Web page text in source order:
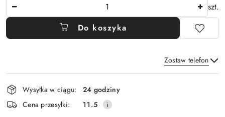
szt.
Do koszyka
Zostaw telefon
Wyślij
Dostępność
i
dostawa
Wysyłka w ciągu:
24 godziny
Cena przesyłki:
11.5